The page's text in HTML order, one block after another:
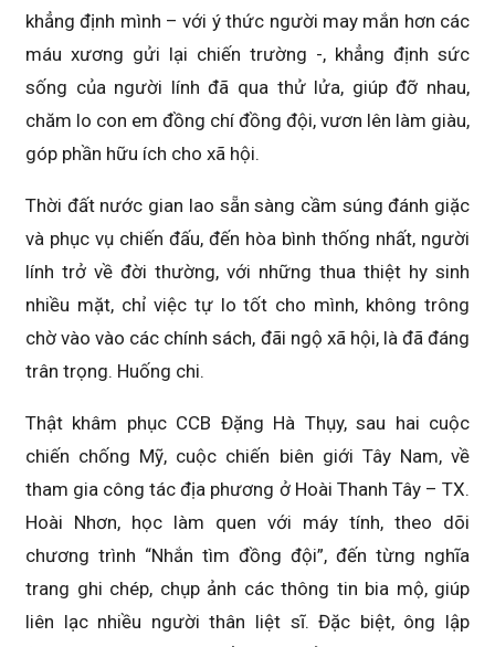
khẳng định mình – với ý thức người may mắn hơn các
máu xương gửi lại chiến trường -, khẳng định sức
sống của người lính đã qua thử lửa, giúp đỡ nhau,
chăm lo con em đồng chí đồng đội, vươn lên làm giàu,
góp phần hữu ích cho xã hội.
Thời đất nước gian lao sẵn sàng cầm súng đánh giặc
và phục vụ chiến đấu, đến hòa bình thống nhất, người
lính trở về đời thường, với những thua thiệt hy sinh
nhiều mặt, chỉ việc tự lo tốt cho mình, không trông
chờ vào vào các chính sách, đãi ngộ xã hội, là đã đáng
trân trọng. Huống chi.
Thật khâm phục CCB Đặng Hà Thụy, sau hai cuộc
chiến chống Mỹ, cuộc chiến biên giới Tây Nam, về
tham gia công tác địa phương ở Hoài Thanh Tây – TX.
Hoài Nhơn, học làm quen với máy tính, theo dõi
chương trình “Nhắn tìm đồng đội”, đến từng nghĩa
trang ghi chép, chụp ảnh các thông tin bia mộ, giúp
liên lạc nhiều người thân liệt sĩ. Đặc biệt, ông lập